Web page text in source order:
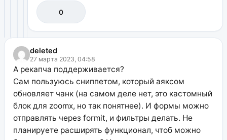
0
deleted
27 марта 2023, 04:58
А рекапча поддерживается?
Сам пользуюсь сниппетом, который аяксом
обновляет чанк (на самом деле нет, это кастомный
блок для zoomx, но так понятнее). И формы можно
отправлять через formit, и фильтры делать. Не
планируете расширять функционал, чтоб можно